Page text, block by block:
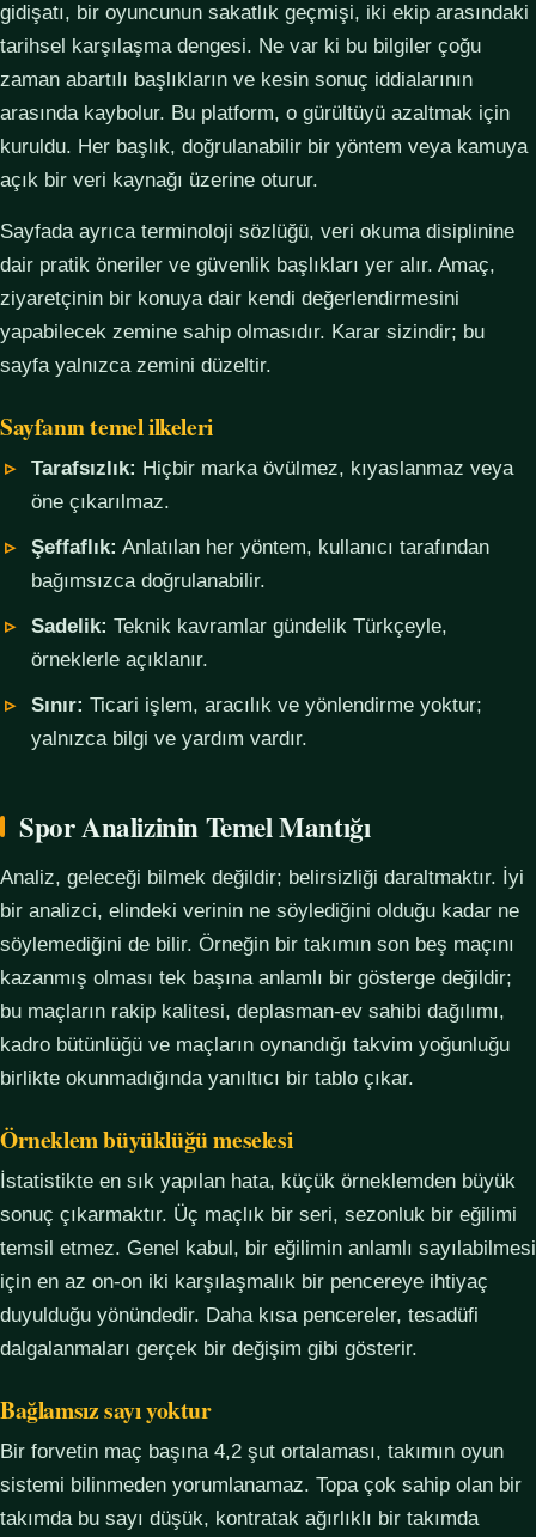
gidişatı, bir oyuncunun sakatlık geçmişi, iki ekip arasındaki
tarihsel karşılaşma dengesi. Ne var ki bu bilgiler çoğu
zaman abartılı başlıkların ve kesin sonuç iddialarının
arasında kaybolur. Bu platform, o gürültüyü azaltmak için
kuruldu. Her başlık, doğrulanabilir bir yöntem veya kamuya
açık bir veri kaynağı üzerine oturur.
Sayfada ayrıca terminoloji sözlüğü, veri okuma disiplinine
dair pratik öneriler ve güvenlik başlıkları yer alır. Amaç,
ziyaretçinin bir konuya dair kendi değerlendirmesini
yapabilecek zemine sahip olmasıdır. Karar sizindir; bu
sayfa yalnızca zemini düzeltir.
Sayfanın temel ilkeleri
Tarafsızlık: Hiçbir marka övülmez, kıyaslanmaz veya
öne çıkarılmaz.
Şeffaflık: Anlatılan her yöntem, kullanıcı tarafından
bağımsızca doğrulanabilir.
Sadelik: Teknik kavramlar gündelik Türkçeyle,
örneklerle açıklanır.
Sınır: Ticari işlem, aracılık ve yönlendirme yoktur;
yalnızca bilgi ve yardım vardır.
Spor Analizinin Temel Mantığı
Analiz, geleceği bilmek değildir; belirsizliği daraltmaktır. İyi
bir analizci, elindeki verinin ne söylediğini olduğu kadar ne
söylemediğini de bilir. Örneğin bir takımın son beş maçını
kazanmış olması tek başına anlamlı bir gösterge değildir;
bu maçların rakip kalitesi, deplasman-ev sahibi dağılımı,
kadro bütünlüğü ve maçların oynandığı takvim yoğunluğu
birlikte okunmadığında yanıltıcı bir tablo çıkar.
Örneklem büyüklüğü meselesi
İstatistikte en sık yapılan hata, küçük örneklemden büyük
sonuç çıkarmaktır. Üç maçlık bir seri, sezonluk bir eğilimi
temsil etmez. Genel kabul, bir eğilimin anlamlı sayılabilmesi
için en az on-on iki karşılaşmalık bir pencereye ihtiyaç
duyulduğu yönündedir. Daha kısa pencereler, tesadüfi
dalgalanmaları gerçek bir değişim gibi gösterir.
Bağlamsız sayı yoktur
Bir forvetin maç başına 4,2 şut ortalaması, takımın oyun
sistemi bilinmeden yorumlanamaz. Topa çok sahip olan bir
takımda bu sayı düşük, kontratak ağırlıklı bir takımda